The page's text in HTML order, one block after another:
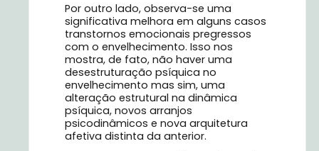
Por outro lado, observa-se uma
significativa melhora em alguns casos
transtornos emocionais pregressos
com o envelhecimento. Isso nos
mostra, de fato, não haver uma
desestruturação psíquica no
envelhecimento mas sim, uma
alteração estrutural na dinâmica
psíquica, novos arranjos
psicodinâmicos e nova arquitetura
afetiva distinta da anterior.